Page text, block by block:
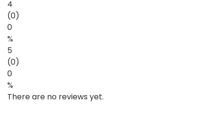
4
(0)
0
%
5
(0)
0
%
There are no reviews yet.